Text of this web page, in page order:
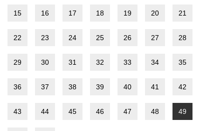
15 16 17 18 19 20 21
22 23 24 25 26 27 28
29 30 31 32 33 34 35
36 37 38 39 40 41 42
43 44 45 46 47 48 49